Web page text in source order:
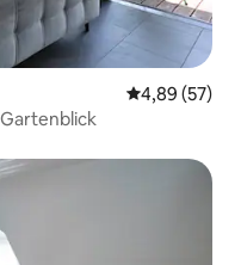
Просечна
4,89 (57)